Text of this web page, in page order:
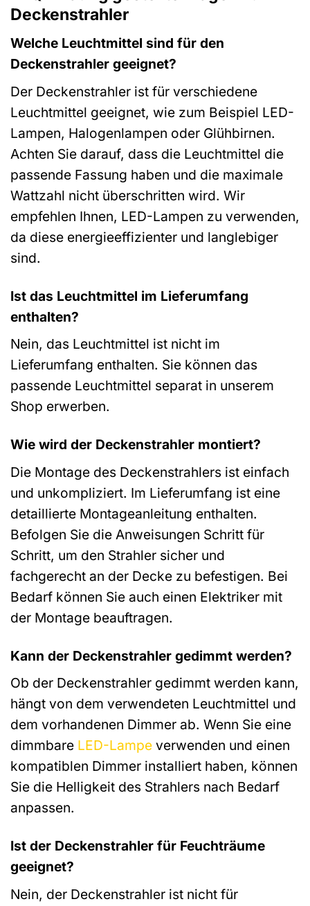
Deckenstrahler
Welche Leuchtmittel sind für den
Deckenstrahler geeignet?
Der Deckenstrahler ist für verschiedene
Leuchtmittel geeignet, wie zum Beispiel LED-
Lampen, Halogenlampen oder Glühbirnen.
Achten Sie darauf, dass die Leuchtmittel die
passende Fassung haben und die maximale
Wattzahl nicht überschritten wird. Wir
empfehlen Ihnen, LED-Lampen zu verwenden,
da diese energieeffizienter und langlebiger
sind.
Ist das Leuchtmittel im Lieferumfang
enthalten?
Nein, das Leuchtmittel ist nicht im
Lieferumfang enthalten. Sie können das
passende Leuchtmittel separat in unserem
Shop erwerben.
Wie wird der Deckenstrahler montiert?
Die Montage des Deckenstrahlers ist einfach
und unkompliziert. Im Lieferumfang ist eine
detaillierte Montageanleitung enthalten.
Befolgen Sie die Anweisungen Schritt für
Schritt, um den Strahler sicher und
fachgerecht an der Decke zu befestigen. Bei
Bedarf können Sie auch einen Elektriker mit
der Montage beauftragen.
Kann der Deckenstrahler gedimmt werden?
Ob der Deckenstrahler gedimmt werden kann,
hängt von dem verwendeten Leuchtmittel und
dem vorhandenen Dimmer ab. Wenn Sie eine
dimmbare LED-Lampe verwenden und einen
kompatiblen Dimmer installiert haben, können
Sie die Helligkeit des Strahlers nach Bedarf
anpassen.
Ist der Deckenstrahler für Feuchträume
geeignet?
Nein, der Deckenstrahler ist nicht für